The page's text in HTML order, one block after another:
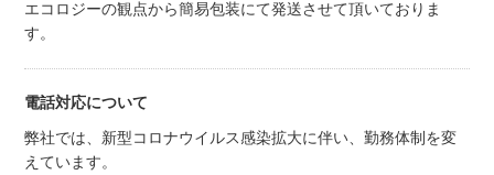
エコロジーの観点から簡易包装にて発送させて頂いておりま
す。
電話対応について
弊社では、新型コロナウイルス感染拡大に伴い、勤務体制を変
えています。